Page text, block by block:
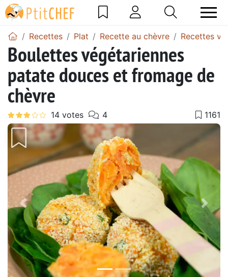
Recettes Plat Recette au chèvre Recettes
Boulettes végétariennes
patate douces et fromage de
chèvre
Précédent